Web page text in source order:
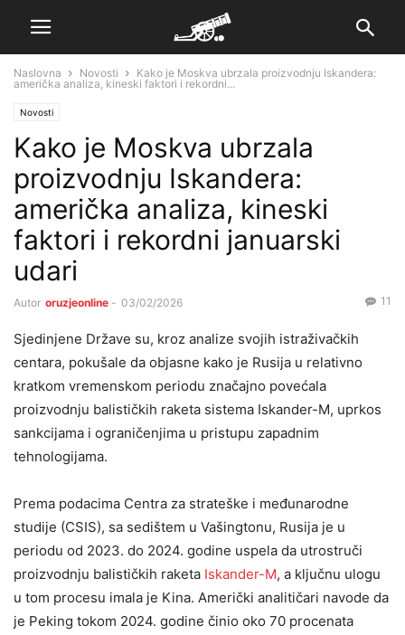
Naslovna Novosti
Kako je Moskva ubrzala proizvodnju Iskandera:
američka analiza, kineski faktori i rekordni...
Novosti
Kako je Moskva ubrzala
proizvodnju Iskandera:
američka analiza, kineski
faktori i rekordni januarski
udari
Autor oruzjeonline - 03/02/2026 11
Sjedinjene Države su, kroz analize svojih istraživačkih
centara, pokušale da objasne kako je Rusija u relativno
kratkom vremenskom periodu značajno povećala
proizvodnju balističkih raketa sistema Iskander-M, uprkos
sankcijama i ograničenjima u pristupu zapadnim
tehnologijama.
Prema podacima Centra za strateške i međunarodne
studije (CSIS), sa sedištem u Vašingtonu, Rusija je u
periodu od 2023. do 2024. godine uspela da utrostruči
proizvodnju balističkih raketa Iskander-M, a ključnu ulogu
u tom procesu imala je Kina. Američki analitičari navode da
je Peking tokom 2024. godine činio oko 70 procenata